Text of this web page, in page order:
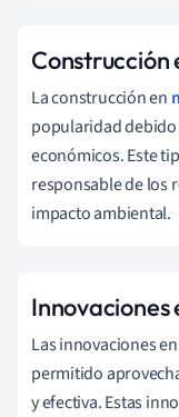
Construcción
La construcción en
popularidad debido
económicos. Este
responsable de los
impacto ambiental.
Innovaciones
Las innovaciones
permitido
y efectiva. Estas